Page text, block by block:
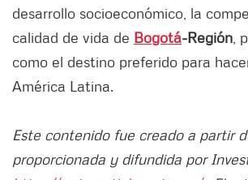
desarrollo socioeconómico, la
calidad de vida de Bogotá-Región ,
como el destino preferido para
América Latina.
Este contenido fue creado a partir
proporcionada y difundida por